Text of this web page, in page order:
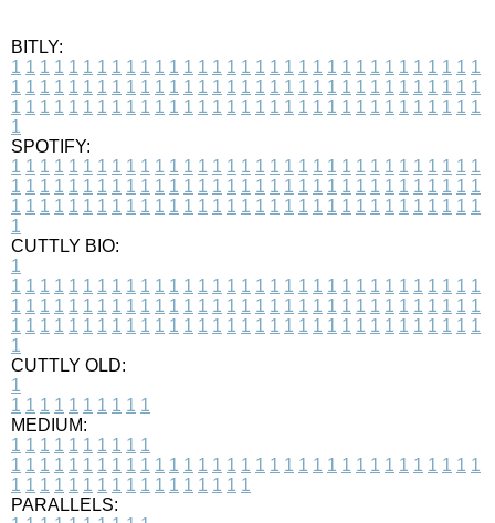
BITLY:
1 1 1 1 1 1 1 1 1 1 1 1 1 1 1 1 1 1 1 1 1 1 1 1 1 1 1 1 1 1 1 1 1
1 1 1 1 1 1 1 1 1 1 1 1 1 1 1 1 1 1 1 1 1 1 1 1 1 1 1 1 1 1 1 1 1
1 1 1 1 1 1 1 1 1 1 1 1 1 1 1 1 1 1 1 1 1 1 1 1 1 1 1 1 1 1 1 1 1
1
SPOTIFY:
1 1 1 1 1 1 1 1 1 1 1 1 1 1 1 1 1 1 1 1 1 1 1 1 1 1 1 1 1 1 1 1 1
1 1 1 1 1 1 1 1 1 1 1 1 1 1 1 1 1 1 1 1 1 1 1 1 1 1 1 1 1 1 1 1 1
1 1 1 1 1 1 1 1 1 1 1 1 1 1 1 1 1 1 1 1 1 1 1 1 1 1 1 1 1 1 1 1 1
1
CUTTLY BIO:
1
1 1 1 1 1 1 1 1 1 1 1 1 1 1 1 1 1 1 1 1 1 1 1 1 1 1 1 1 1 1 1 1 1
1 1 1 1 1 1 1 1 1 1 1 1 1 1 1 1 1 1 1 1 1 1 1 1 1 1 1 1 1 1 1 1 1
1 1 1 1 1 1 1 1 1 1 1 1 1 1 1 1 1 1 1 1 1 1 1 1 1 1 1 1 1 1 1 1 1
1
CUTTLY OLD:
1
1 1 1 1 1 1 1 1 1 1
MEDIUM:
1 1 1 1 1 1 1 1 1 1
1 1 1 1 1 1 1 1 1 1 1 1 1 1 1 1 1 1 1 1 1 1 1 1 1 1 1 1 1 1 1 1 1
1 1 1 1 1 1 1 1 1 1 1 1 1 1 1 1 1
PARALLELS: